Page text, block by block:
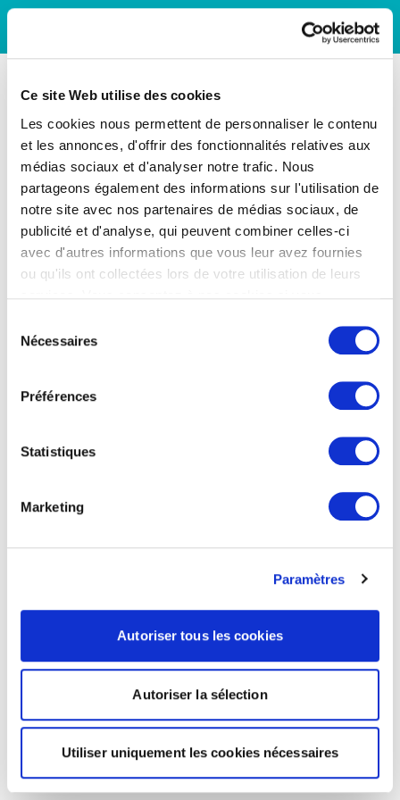
Ce site Web utilise des cookies
Les cookies nous permettent de personnaliser le contenu
et les annonces, d'offrir des fonctionnalités relatives aux
médias sociaux et d'analyser notre trafic. Nous
partageons également des informations sur l'utilisation de
notre site avec nos partenaires de médias sociaux, de
publicité et d'analyse, qui peuvent combiner celles-ci
avec d'autres informations que vous leur avez fournies
ou qu'ils ont collectées lors de votre utilisation de leurs
Nécessaires
Préférences
Statistiques
Marketing
Paramètres
Autoriser tous les cookies
Autoriser la sélection
Utiliser uniquement les cookies nécessaires